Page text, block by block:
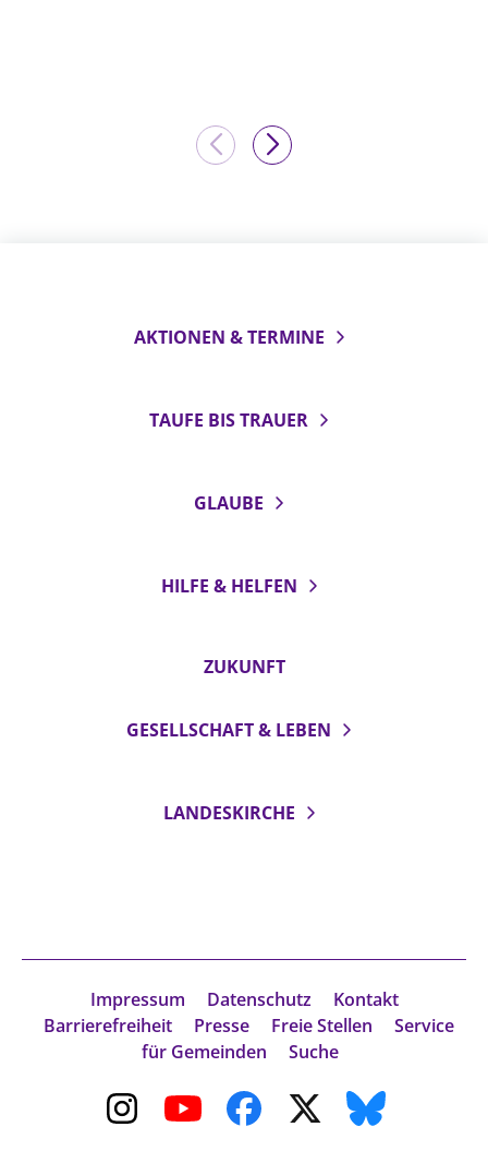
AKTIONEN & TERMINE
TAUFE BIS TRAUER
GLAUBE
HILFE & HELFEN
ZUKUNFT
GESELLSCHAFT & LEBEN
LANDESKIRCHE
Impressum Datenschutz
Kontakt
Barrierefreiheit
Presse Freie Stellen
Service
für Gemeinden
Suche